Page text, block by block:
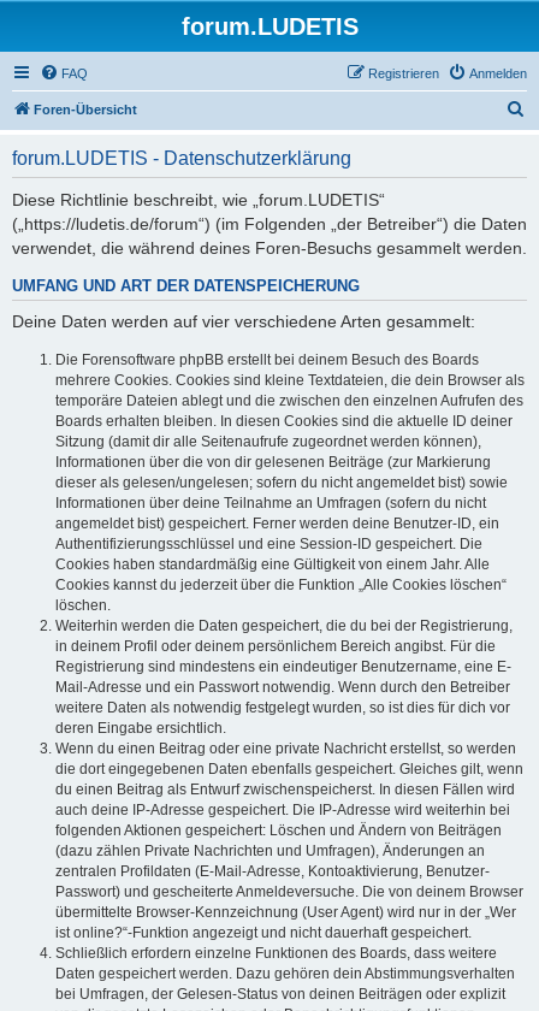
forum.LUDETIS
FAQ Anmelden
Registrieren
Foren-Übersicht
forum.LUDETIS - Datenschutzerklärung
Diese Richtlinie beschreibt, wie „forum.LUDETIS“
(„https://ludetis.de/forum“) (im Folgenden „der Betreiber“) die Daten
verwendet, die während deines Foren-Besuchs gesammelt werden.
UMFANG UND ART DER DATENSPEICHERUNG
Deine Daten werden auf vier verschiedene Arten gesammelt:
Die Forensoftware phpBB erstellt bei deinem Besuch des Boards
mehrere Cookies. Cookies sind kleine Textdateien, die dein Browser als
temporäre Dateien ablegt und die zwischen den einzelnen Aufrufen des
Boards erhalten bleiben. In diesen Cookies sind die aktuelle ID deiner
Sitzung (damit dir alle Seitenaufrufe zugeordnet werden können),
Informationen über die von dir gelesenen Beiträge (zur Markierung
dieser als gelesen/ungelesen; sofern du nicht angemeldet bist) sowie
Informationen über deine Teilnahme an Umfragen (sofern du nicht
angemeldet bist) gespeichert. Ferner werden deine Benutzer-ID, ein
Authentifizierungsschlüssel und eine Session-ID gespeichert. Die
Cookies haben standardmäßig eine Gültigkeit von einem Jahr. Alle
Cookies kannst du jederzeit über die Funktion „Alle Cookies löschen“
löschen.
Weiterhin werden die Daten gespeichert, die du bei der Registrierung,
in deinem Profil oder deinem persönlichem Bereich angibst. Für die
Registrierung sind mindestens ein eindeutiger Benutzername, eine E-
Mail-Adresse und ein Passwort notwendig. Wenn durch den Betreiber
weitere Daten als notwendig festgelegt wurden, so ist dies für dich vor
deren Eingabe ersichtlich.
Wenn du einen Beitrag oder eine private Nachricht erstellst, so werden
die dort eingegebenen Daten ebenfalls gespeichert. Gleiches gilt, wenn
du einen Beitrag als Entwurf zwischenspeicherst. In diesen Fällen wird
auch deine IP-Adresse gespeichert. Die IP-Adresse wird weiterhin bei
folgenden Aktionen gespeichert: Löschen und Ändern von Beiträgen
(dazu zählen Private Nachrichten und Umfragen), Änderungen an
zentralen Profildaten (E-Mail-Adresse, Kontoaktivierung, Benutzer-
Passwort) und gescheiterte Anmeldeversuche. Die von deinem Browser
übermittelte Browser-Kennzeichnung (User Agent) wird nur in der „Wer
ist online?“-Funktion angezeigt und nicht dauerhaft gespeichert.
Schließlich erfordern einzelne Funktionen des Boards, dass weitere
Daten gespeichert werden. Dazu gehören dein Abstimmungsverhalten
bei Umfragen, der Gelesen-Status von deinen Beiträgen oder explizit